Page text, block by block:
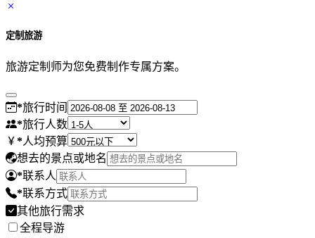
定制旅游
旅游定制师为您免费制作专属方案。
*旅行时间
*旅行人数
*人均预算
想去的景点或地名
*联系人
*联系方式
其他旅行需求
全程导游